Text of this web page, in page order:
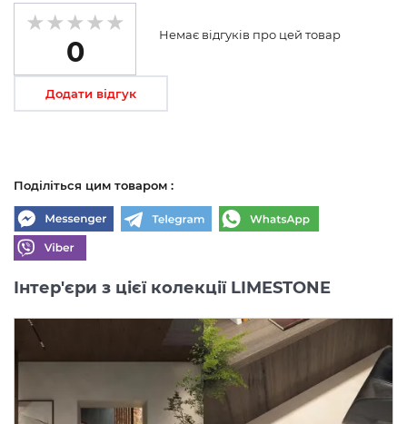
0
Немає відгуків про цей товар
Додати відгук
Поділіться цим товаром :
Інтер'єри з цієї колекції LIMESTONE